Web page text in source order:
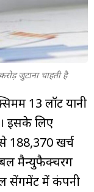
जुटाना चाहती है
13 लॉट यानी
इसके लिए
₹188,370 खर्च
मैन्युफैक्चरिंग
सेंगमेंट में कंपनी